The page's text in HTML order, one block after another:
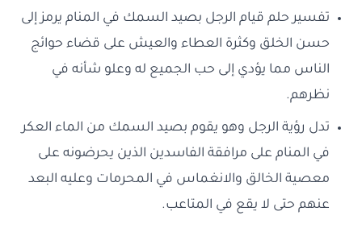
تفسير حلم قيام الرجل بصيد السمك في المنام يرمز إلى
حسن الخلق وكثرة العطاء والعيش على قضاء حوائج
الناس مما يؤدي إلى حب الجميع له وعلو شأنه في
نظرهم.
تدل رؤية الرجل وهو يقوم بصيد السمك من الماء العكر
في المنام على مرافقة الفاسدين الذين يحرضونه على
معصية الخالق والانغماس في المحرمات وعليه البعد
عنهم حتى لا يقع في المتاعب.